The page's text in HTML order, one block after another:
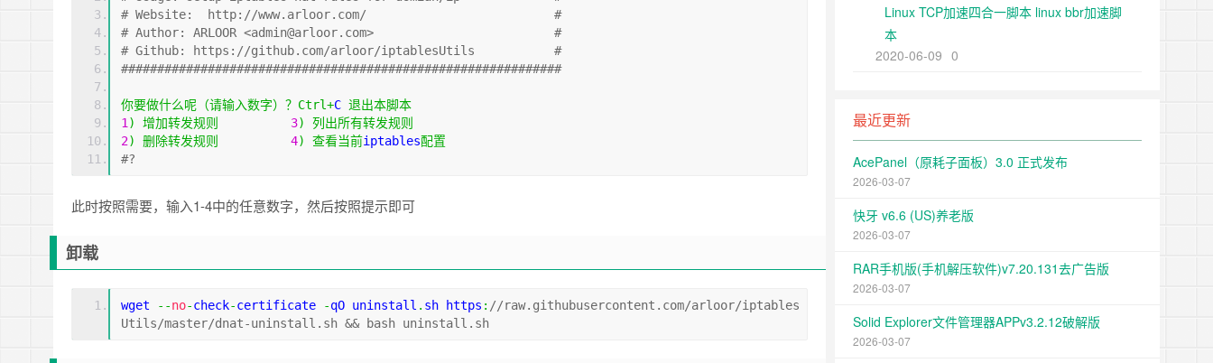
# Website:  http://www.arloor.com/                          #
# Author: ARLOOR <admin@arloor.com>                         #
# Github: https://github.com/arloor/iptablesUtils           #
#############################################################
你要做什么呢（请输入数字）？ Ctrl+C 退出本脚本
1 ) 增加转发规则 3)
列出所有转发规则
2) 删除转发规则 4) 查看当前iptables配置
#?
此时按照需要，输入1-4中的任意数字，然后按照提示即可
卸载
wget --no-check-certificate -qO uninstall . sh https : //raw.githubusercontent.com/arloor/iptables
Utils/master/dnat-uninstall.sh && bash uninstall.sh
Linux TCP加速四合一脚本 linux bbr加速脚
本
2020-06-09 0
最近更新
AcePanel（原耗子面板）3.0 正式发布
2026-03-07
快牙 v6.6 (US)养老版
2026-03-07
RAR手机版(手机解压软件)v7.20.131去广告版
2026-03-07
Solid Explorer文件管理器APPv3.2.12破解版
2026-03-07